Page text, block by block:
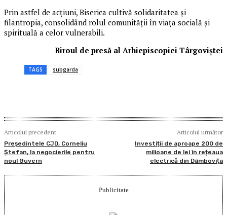
Prin astfel de acțiuni, Biserica cultivă solidaritatea și
filantropia, consolidând rolul comunității în viața socială și
spirituală a celor vulnerabili.
Biroul de presă al Arhiepiscopiei Târgoviștei
TAGS subgarda
Articolul precedent
Președintele CJD, Corneliu
Ștefan, la negocierile pentru
noul Guvern
Articolul următor
Investiții de aproape 200 de
milioane de lei în rețeaua
electrică din Dâmbovița
Publicitate